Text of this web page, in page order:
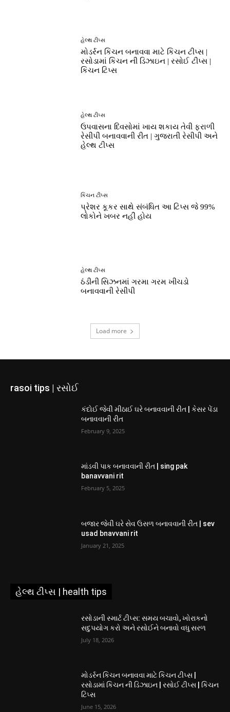
હેલ્થ ટીપ્સ
મોડર્રન કિચન બનાવવા માટે કિચન ટીપ્સ |
રસોડામાં કિચન ની ડિઝાઇન | રસોઈ ટીપ્સ |
કિચન ટિપ્સ
હેલ્થ ટીપ્સ
ઉપવાસના દિવસોમાં ખાય શકાય તેવી ફરાળી
રેસીપી બનાવવાની રીત | ગુજરાતી રેસીપી અને
હેલ્થ ટીપ્સ
કિચન ટીપ્સ
પ્રેશર કૂકર સાથે સંબંધિત આ ટિપ્સ જે 99%
લોકોને ખબર નહીં હોય
હેલ્થ ટીપ્સ
ઠંડીની સિઝનમાં ગરમા ગરમ ખીચડો
બનાવવાની રેસીપી
Load more
rasoi tips | રસોઈ
કંદોઈ જેવી મીઠાઈ ઘરે બનાવવાની રીત | કેસર પેંડા
બનાવવાની રીત
February 9, 2025
માંડવી પાક બનાવવાની રીત | sing pak
banavvani rit
February 5, 2025
બજાર જેવી ઘરે સેવ ઉસળ બનાવવાની રીત | sev
usad bnavvani rit
January 21, 2025
હેલ્થ ટીપ્સ | health tips
રસોડાની સ્માર્ટ ટીપ્સ: સમય બચાવો, ખોરાકનો
સદુપયોગ કરો અને રસોઈને બનાવો વધુ સરળ
July 18, 2026
મોડર્રન કિચન બનાવવા માટે કિચન ટીપ્સ |
રસોડામાં કિચન ની ડિઝાઇન | રસોઈ ટીપ્સ | કિચન
ટિપ્સ
June 15, 2026